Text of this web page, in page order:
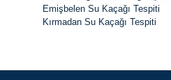
Emişbelen Su Kaçağı Tespiti
Kırmadan Su Kaçağı Tespiti